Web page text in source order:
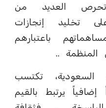
العديد من
تخليد إنجازات
باعتبارهم
المنظمة ..
السعودية، تكتسب
يرتبط بالقيم